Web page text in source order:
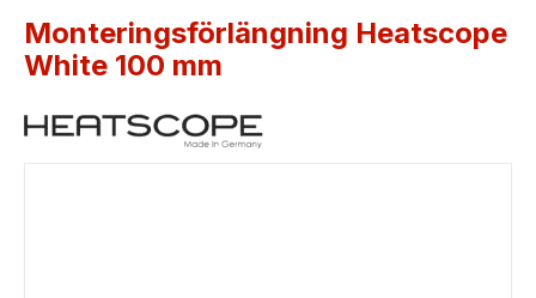
Monteringsförlängning Heatscope
White 100 mm